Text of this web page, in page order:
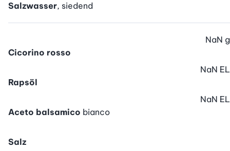
Salzwasser, siedend
Cicorino rosso
NaN g
Rapsöl
NaN EL
Aceto balsamico bianco
NaN EL
Salz